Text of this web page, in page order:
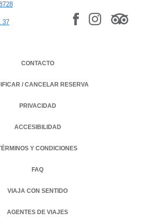
37
CONTACTO
/ CANCELAR RESERVA
PRIVACIDAD
OPENS IN A NEW TAB.
ACCESIBILIDAD
Y CONDICIONES
FAQ
VIAJA CON SENTIDO
AGENTES DE VIAJES